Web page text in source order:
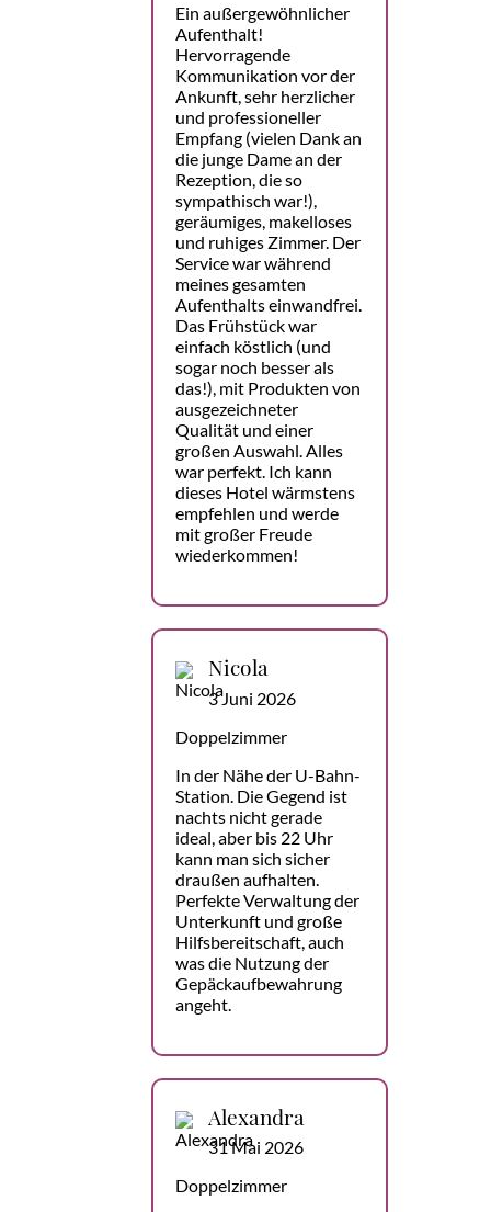
Ein außergewöhnlicher
Aufenthalt!
Hervorragende
Kommunikation vor der
Ankunft, sehr herzlicher
und professioneller
Empfang (vielen Dank an
die junge Dame an der
Rezeption, die so
sympathisch war!),
geräumiges, makelloses
und ruhiges Zimmer. Der
Service war während
meines gesamten
Aufenthalts einwandfrei.
Das Frühstück war
einfach köstlich (und
sogar noch besser als
das!), mit Produkten von
ausgezeichneter
Qualität und einer
großen Auswahl. Alles
war perfekt. Ich kann
dieses Hotel wärmstens
empfehlen und werde
mit großer Freude
wiederkommen!
Nicola
3 Juni 2026
Doppelzimmer
In der Nähe der U-Bahn-
Station. Die Gegend ist
nachts nicht gerade
ideal, aber bis 22 Uhr
kann man sich sicher
draußen aufhalten.
Perfekte Verwaltung der
Unterkunft und große
Hilfsbereitschaft, auch
was die Nutzung der
Gepäckaufbewahrung
angeht.
Alexandra
31 Mai 2026
Doppelzimmer